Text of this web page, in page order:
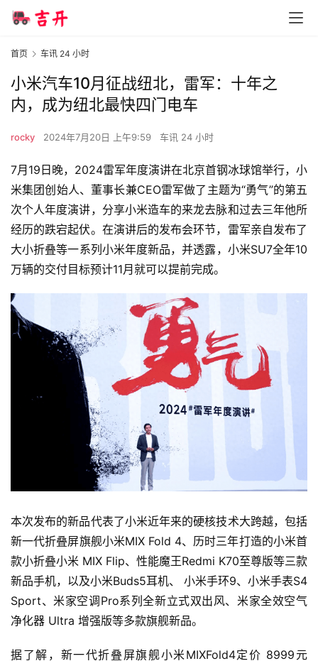
首页 车讯 24 小时
小米汽车10月征战纽北，雷军：十年之
内，成为纽北最快四门电车
rocky 2024年7月20日 上午9:59 车讯 24 小时
7月19日晚，2024雷军年度演讲在北京首钢冰球馆举行，小
米集团创始人、董事长兼CEO雷军做了主题为“勇气”的第五
次个人年度演讲，分享小米造车的来龙去脉和过去三年他所
经历的跌宕起伏。在演讲后的发布会环节，雷军亲自发布了
大小折叠等一系列小米年度新品，并透露，小米SU7全年10
万辆的交付目标预计11月就可以提前完成。
本次发布的新品代表了小米近年来的硬核技术大跨越，包括
新一代折叠屏旗舰小米MIX Fold 4、历时三年打造的小米首
款小折叠小米 MIX Flip、性能魔王Redmi K70至尊版等三款
新品手机，以及小米Buds5耳机、 小米手环9、小米手表S4
Sport、米家空调Pro系列全新立式双出风、米家全效空气
净化器 Ultra 增强版等多款旗舰新品。
据了解，新一代折叠屏旗舰小米MIXFold4定价 8999元